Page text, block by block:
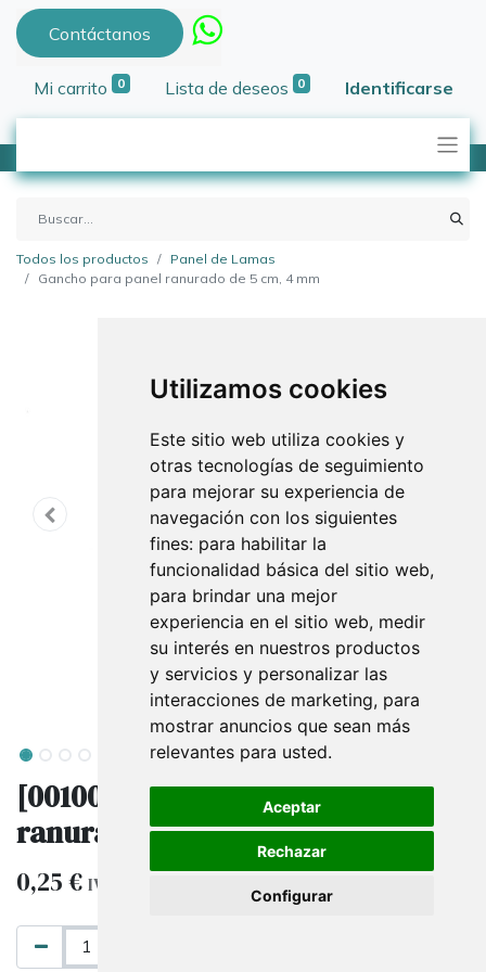
Utilizamos cookies
Este sitio web utiliza cookies y
otras tecnologías de seguimiento
para mejorar su experiencia de
navegación con los siguientes
fines: para habilitar la
funcionalidad básica del sitio web,
para brindar una mejor
experiencia en el sitio web, medir
su interés en nuestros productos
y servicios y personalizar las
interacciones de marketing, para
mostrar anuncios que sean más
relevantes para usted.
Aceptar
Rechazar
Configurar
Contáctanos
Mi carrito 0 Lista de deseos 0 Identificarse
Todos los productos
Panel de Lamas
Gancho para panel ranurado de 5 cm, 4 mm
[001001] Gancho para panel
ranurado de 5 cm, 4 mm
0,25€ IVA excluido